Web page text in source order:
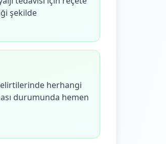
şekilde
herhangi
durumunda hemen